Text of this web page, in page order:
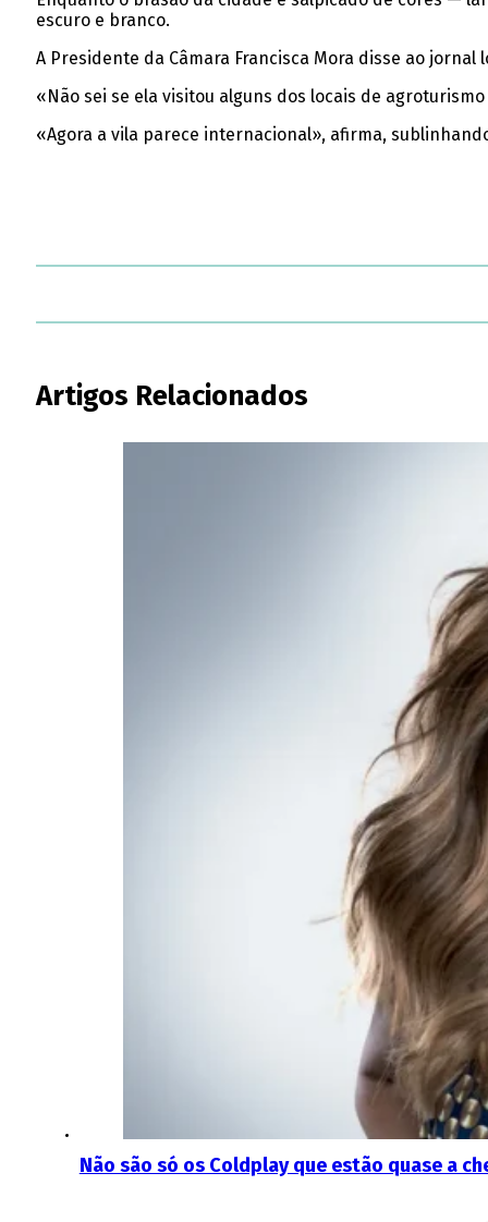
escuro e branco.
A Presidente da Câmara Francisca Mora disse ao
«Não sei se ela visitou alguns dos locais de
«Agora a vila parece internacional», afirma,
Artigos Relacionados
Não são só os Coldplay que estão quase a